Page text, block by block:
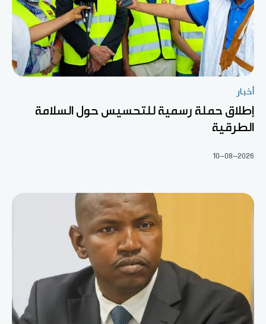
أخبار
إطلاق حملة رسمية للتحسيس حول السلامة
الطرقية
10-08-2026